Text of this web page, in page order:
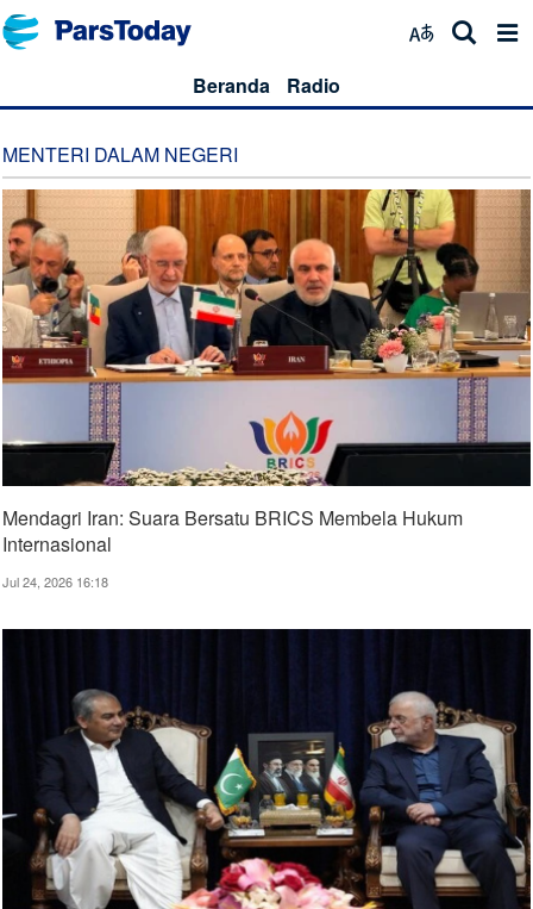
Beranda Radio
MENTERI DALAM NEGERI
Mendagri Iran: Suara Bersatu BRICS Membela Hukum
Internasional
Jul 24, 2026 16:18